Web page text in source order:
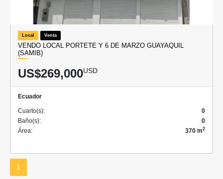
Local Venta
VENDO LOCAL PORTETE Y 6 DE MARZO GUAYAQUIL
(SAMIB)
US$269,000USD
Ecuador
Cuarto(s):
0
Baño(s):
0
Área:
370 m2
1